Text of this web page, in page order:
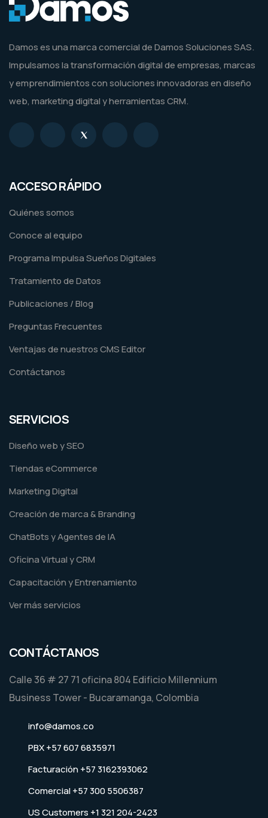
Damos es una marca comercial de Damos Soluciones SAS.
Impulsamos la transformación digital de empresas, marcas
y emprendimientos con soluciones innovadoras en diseño
web, marketing digital y herramientas CRM.
ACCESO RÁPIDO
Quiénes somos
Conoce al equipo
Programa Impulsa Sueños Digitales
Tratamiento de Datos
Publicaciones / Blog
Preguntas Frecuentes
Ventajas de nuestros CMS Editor
Contáctanos
SERVICIOS
Diseño web y SEO
Tiendas eCommerce
Marketing Digital
Creación de marca & Branding
ChatBots y Agentes de IA
Oficina Virtual y CRM
Capacitación y Entrenamiento
Ver más servicios
CONTÁCTANOS
Calle 36 # 27 71 oficina 804 Edificio Millennium
Business Tower - Bucaramanga, Colombia
info@damos.co
PBX +57 607 6835971
Facturación +57 3162393062
Comercial +57 300 5506387
US Customers +1 321 204-2423